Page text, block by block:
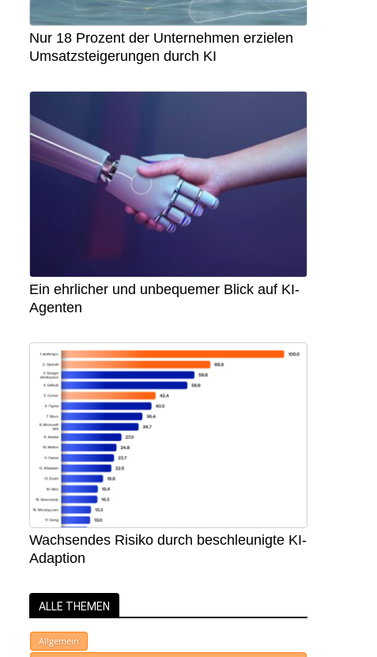
Nur 18 Prozent der Unternehmen erzielen
Umsatzsteigerungen durch KI
Ein ehrlicher und unbequemer Blick auf KI-
Agenten
Wachsendes Risiko durch beschleunigte KI-
Adaption
ALLE THEMEN
Allgemein